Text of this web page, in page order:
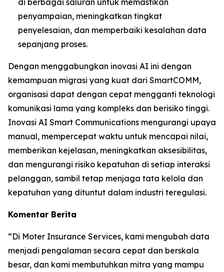
penyampaian, meningkatkan tingkat
penyelesaian, dan memperbaiki kesalahan data
sepanjang proses.
Dengan menggabungkan inovasi AI ini dengan
kemampuan migrasi yang kuat dari SmartCOMM,
organisasi dapat dengan cepat mengganti teknologi
komunikasi lama yang kompleks dan berisiko tinggi.
Inovasi AI Smart Communications mengurangi upaya
manual, mempercepat waktu untuk mencapai nilai,
memberikan kejelasan, meningkatkan aksesibilitas,
dan mengurangi risiko kepatuhan di setiap interaksi
pelanggan, sambil tetap menjaga tata kelola dan
kepatuhan yang dituntut dalam industri teregulasi.
Komentar Berita
“Di Moter Insurance Services, kami mengubah data
menjadi pengalaman secara cepat dan berskala
besar, dan kami membutuhkan mitra yang mampu